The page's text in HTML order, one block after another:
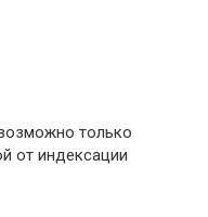
только
от индексации